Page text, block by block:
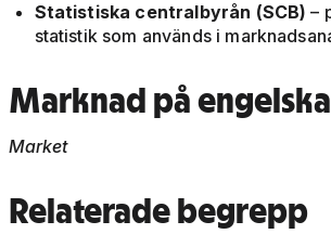
Statistiska centralbyrån (SCB) –
statistik som används i
Marknad på engelska
Market
Relaterade begrepp